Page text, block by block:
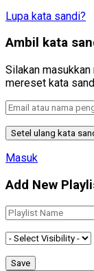
Lupa kata sandi?
Ambil kata
Silakan
mereset kata
Masuk
Add New